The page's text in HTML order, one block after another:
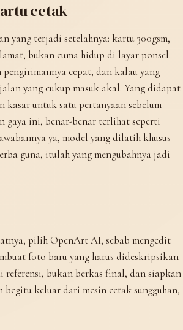
cetak
yang terjadi setelahnya: kartu 300gsm,
bukan cuma hidup di layar ponsel.
cepat, dan kalau yang
yang cukup masuk akal. Yang didapat
kasar untuk satu pertanyaan sebelum
gaya ini, benar-benar terlihat seperti
ya, model yang dilatih khusus
guna, itulah yang mengubahnya jadi
pilih OpenArt AI, sebab mengedit
foto baru yang harus dideskripsikan
bukan berkas final, dan siapkan
keluar dari mesin cetak sungguhan,